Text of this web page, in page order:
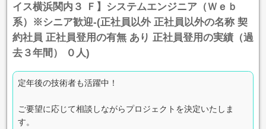
イス横浜関内３ Ｆ】システムエンジニア（Ｗｅｂ
系）※シニア歓迎-(正社員以外 正社員以外の名称 契
約社員 正社員登用の有無 あり 正社員登用の実績（過
去３年間） ０人)
定年後の技術者も活躍中！
ご要望に応じて相談しながらプロジェクトを決定いたしま
す。